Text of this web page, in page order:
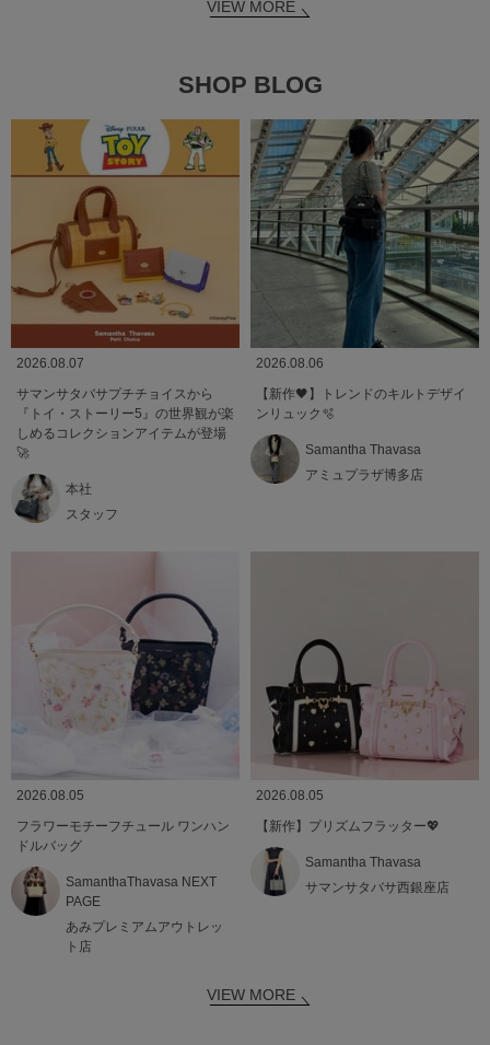
VIEW MORE
SHOP BLOG
2026.08.07
サマンサタバサプチチョイスから
『トイ・ストーリー5』の世界観が楽
しめるコレクションアイテムが登場
🚀
本社
スタッフ
2026.08.06
【新作🖤】トレンドのキルトデザイ
ンリュック🫧
Samantha Thavasa
アミュプラザ博多店
2026.08.05
フラワーモチーフチュール ワンハン
ドルバッグ
SamanthaThavasa NEXT
PAGE
あみプレミアムアウトレッ
ト店
2026.08.05
【新作】プリズムフラッター💖
Samantha Thavasa
サマンサタバサ西銀座店
VIEW MORE